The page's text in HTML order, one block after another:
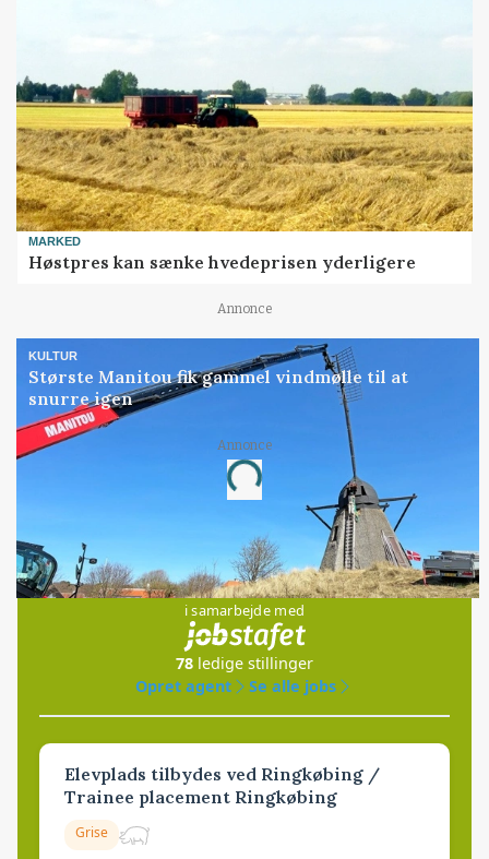
MARKED
Høstpres kan sænke hvedeprisen yderligere
Annonce
KULTUR
Største Manitou fik gammel vindmølle til at
snurre igen
Annonce
Loading...
Jobs
i samarbejde med
78 ledige stillinger
Opret agent
Se alle jobs
Elevplads tilbydes ved Ringkøbing /
Trainee placement Ringkøbing
Grise